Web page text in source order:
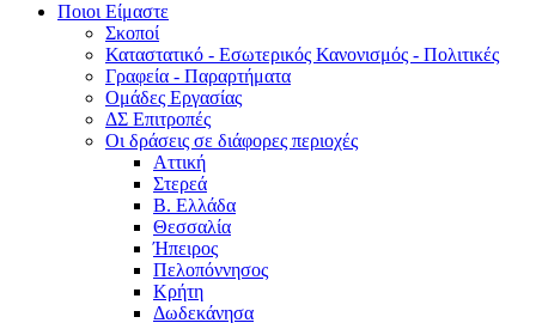
Ποιοι Είμαστε
Σκοποί
Καταστατικό - Εσωτερικός Κανονισμός - Πολιτικές
Γραφεία - Παραρτήματα
Ομάδες Εργασίας
ΔΣ Επιτροπές
Οι δράσεις σε διάφορες περιοχές
Αττική
Στερεά
Β. Ελλάδα
Θεσσαλία
Ήπειρος
Πελοπόννησος
Κρήτη
Δωδεκάνησα